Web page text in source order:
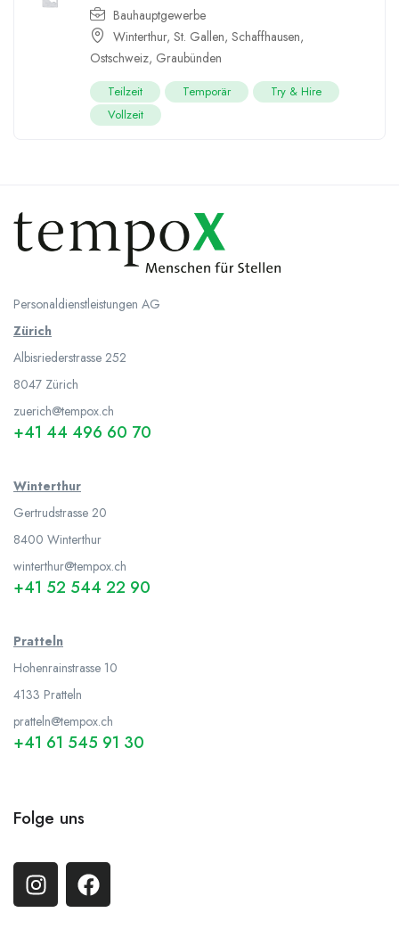
Bauhauptgewerbe
Winterthur, St. Gallen, Schaffhausen,
Ostschweiz, Graubünden
Teilzeit Temporär
Try & Hire
Vollzeit
Personaldienstleistungen AG
Zürich
Albisriederstrasse 252
8047 Zürich
zuerich@tempox.ch
+41 44 496 60 70
Winterthur
Gertrudstrasse 20
8400 Winterthur
winterthur@tempox.ch
+41 52 544 22 90
Pratteln
Hohenrainstrasse 10
4133 Pratteln
pratteln@tempox.ch
+41 61 545 91 30
Folge uns